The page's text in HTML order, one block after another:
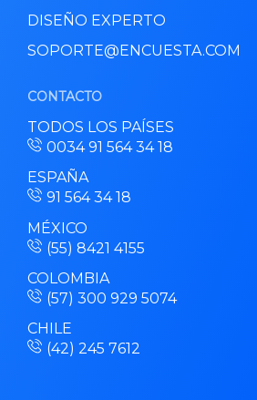
DISEÑO EXPERTO
SOPORTE@ENCUESTA.COM
CONTACTO
TODOS LOS PAÍSES
0034 91 564 34 18
ESPAÑA
91 564 34 18
MÉXICO
(55) 8421 4155
COLOMBIA
(57) 300 929 5074
CHILE
(42) 245 7612